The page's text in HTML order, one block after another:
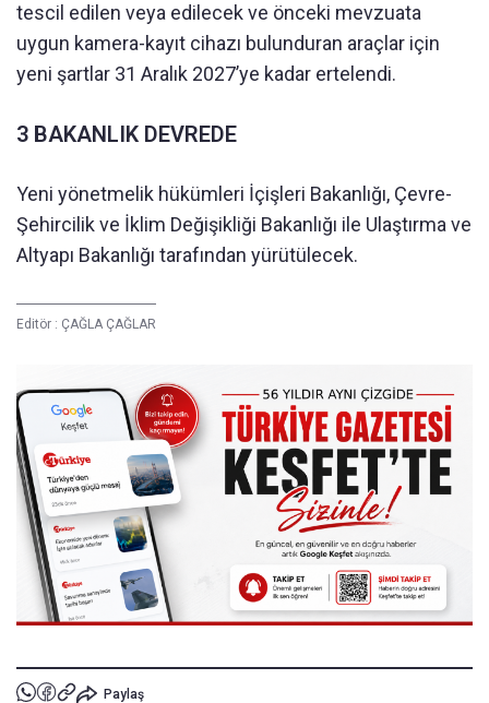
tescil edilen veya edilecek ve önceki mevzuata
uygun kamera-kayıt cihazı bulunduran araçlar için
yeni şartlar 31 Aralık 2027’ye kadar ertelendi.
3 BAKANLIK DEVREDE
Yeni yönetmelik hükümleri İçişleri Bakanlığı, Çevre-
Şehircilik ve İklim Değişikliği Bakanlığı ile Ulaştırma ve
Altyapı Bakanlığı tarafından yürütülecek.
Editör : ÇAĞLA ÇAĞLAR
Paylaş